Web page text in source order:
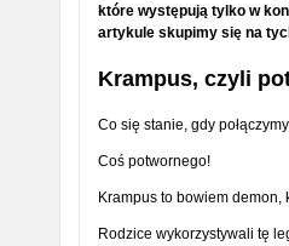
które występują tylko w
artykule skupimy się na
Krampus, czyli
Co się stanie, gdy
Coś potwornego!
Krampus to bowiem demon,
Rodzice wykorzystywali tę